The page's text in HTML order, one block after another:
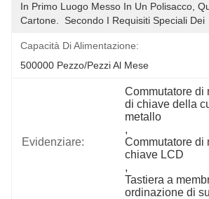
In Primo Luogo Messo In Un Polisacco,
Cartone.  Secondo I Requisiti Speciali Dei
Capacità Di Alimentazione:
500000 Pezzo/pezzi Al Mese
Evidenziare:
Commutatore di
di chiave della
metallo
,
Commutatore di
chiave LCD
,
Tastiera a
ordinazione di